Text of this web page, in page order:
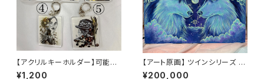
【アクリルキーホルダー】可能性
を広げる お花 ひと
¥1,200
【アート原画】 ツインシリーズ ハ
スキー 1点もの アクリル画
¥200,000